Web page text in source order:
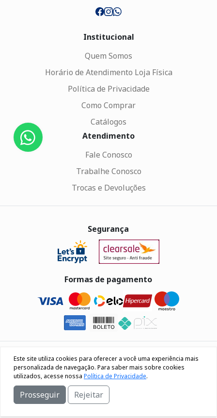
Institucional
Quem Somos
Horário de Atendimento Loja Física
Política de Privacidade
Como Comprar
Catálogos
Atendimento
Fale Conosco
Trabalhe Conosco
Trocas e Devoluções
Segurança
Formas de pagamento
Eletrus Componentes Eletrônicos - CNPJ
04.080.033/0001-40
Rua Os 18 do forte, 692, Bairro Lourdes Caxias do Sul / RS
Este site utiliza cookies para oferecer a você uma experiência mais
personalizada de navegação. Para saber mais sobre cookies
utilizados, acesse nossa Política de Privacidade.
Prosseguir Rejeitar